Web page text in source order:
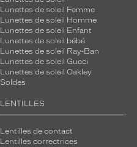
Lunettes de soleil Femme
Lunettes de soleil Homme
Lunettes de soleil Enfant
Lunettes de soleil bébé
Lunettes de soleil Ray-Ban
Lunettes de soleil Gucci
Lunettes de soleil Oakley
Soldes
LENTILLES
Lentilles de contact
Lentilles correctrices